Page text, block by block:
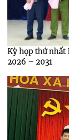
Kỳ họp thứ nhất
2026 – 2031